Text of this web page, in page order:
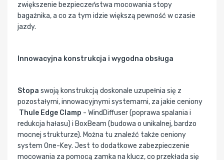
zwiększenie bezpieczeństwa mocowania stopy
bagażnika, a co za tym idzie większą pewność w czasie
jazdy.
Innowacyjna konstrukcja i wygodna obsługa
Stopa swoją konstrukcją doskonale uzupełnia się z
pozostałymi, innowacyjnymi systemami, za jakie ceniony
Thule Edge Clamp - WindDiffuser (poprawa spalania i
redukcja hałasu) i BoxBeam (budowa o unikalnej, bardzo
mocnej strukturze). Można tu znaleźć także ceniony
system One-Key. Jest to dodatkowe zabezpieczenie
mocowania za pomocą zamka na klucz, co przekłada się